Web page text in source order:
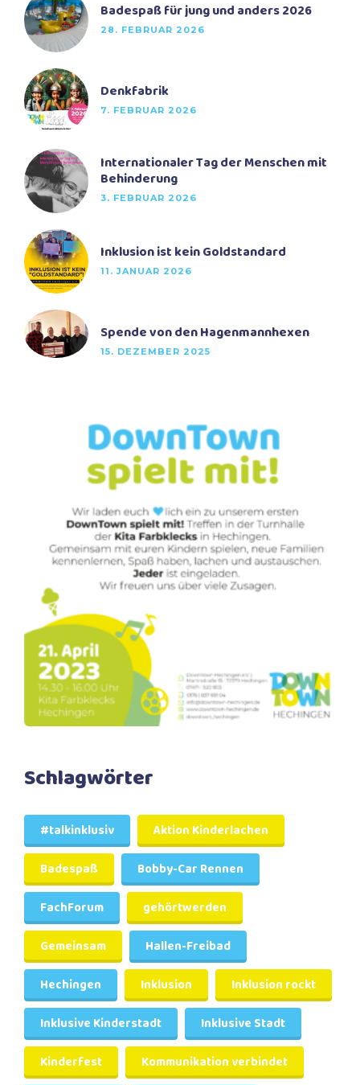
Badespaß für jung und anders 2026
28. FEBRUAR 2026
Denkfabrik
7. FEBRUAR 2026
Internationaler Tag der Menschen mit
Behinderung
3. FEBRUAR 2026
Inklusion ist kein Goldstandard
11. JANUAR 2026
Spende von den Hagenmannhexen
15. DEZEMBER 2025
Schlagwörter
#talkinklusiv
Aktion Kinderlachen
Badespaß
Bobby-Car Rennen
FachForum
gehörtwerden
Gemeinsam
Hallen-Freibad
Hechingen
Inklusion
Inklusion rockt
Inklusive Kinderstadt
Inklusive Stadt
Kinderfest
Kommunikation verbindet